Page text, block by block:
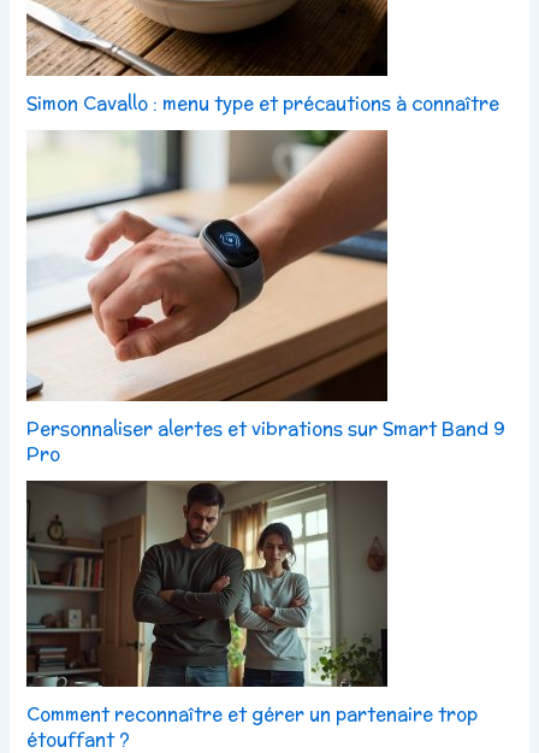
Simon Cavallo : menu type et précautions à connaître
Personnaliser alertes et vibrations sur Smart Band 9
Pro
Comment reconnaître et gérer un partenaire trop
étouffant ?